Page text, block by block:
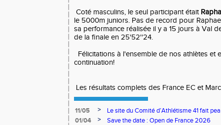
Coté masculins, le seul participant était
le 5000m juniors. Pas de record pour
sa performance réalisée il y a 15 jours à Val
de la finale en 25'52''24.
Félicitations à l'ensemble de nos athlètes et
continuation!
Les résultats complets des France EC et
11/05 >
Le site du Comité d’Athlétisme 41 fait
01/04
>
Save the date : Open de France 2026